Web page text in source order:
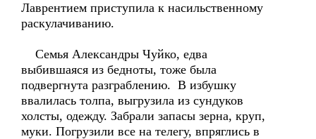
Лаврентием приступила к насильственному
раскулачиванию.
Семья Александры Чуйко, едва
выбившаяся из бедноты, тоже была
подвергнута разграблению. В избушку
ввалилась толпа, выгрузила из сундуков
холсты, одежду. Забрали запасы зерна, круп,
муки. Погрузили все на телегу, впряглись в